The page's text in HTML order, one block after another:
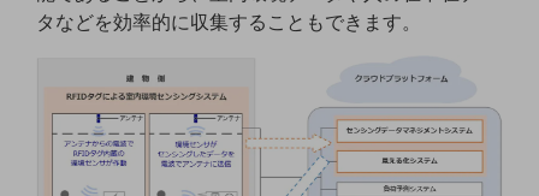
災害対策
職場環境整備
タなどを効率的に収集することもできます。